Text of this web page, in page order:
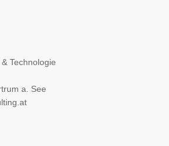
Technologie
a. See